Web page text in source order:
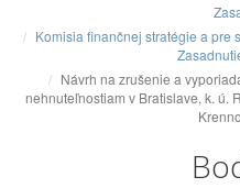
Komisia finančnej stratégie a pre
Návrh na zrušenie a
nehnuteľnostiam v Bratislave, k. ú.